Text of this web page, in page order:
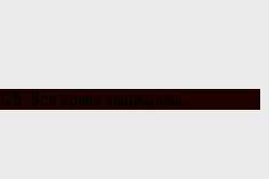
Все права защищены.